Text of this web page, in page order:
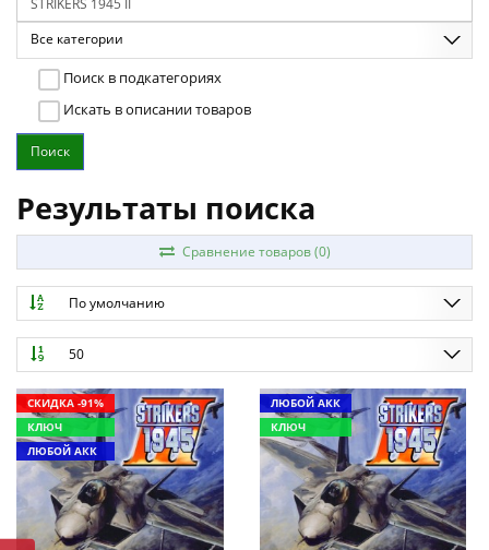
Все категории
Поиск в подкатегориях
Искать в описании товаров
Результаты поиска
Сравнение товаров (0)
По умолчанию
50
СКИДКА -91%
КЛЮЧ
ЛЮБОЙ АКК
ЛЮБОЙ АКК
КЛЮЧ